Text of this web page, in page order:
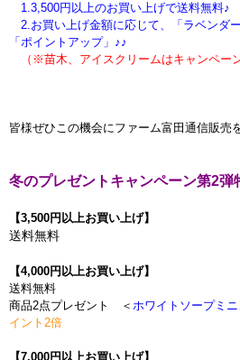
1.3,500円以上のお買い上げで送料無料♪
2.お買い上げ金額に応じて、「ラベンダ
「ポイントアップ」♪♪
（※苗木、アイスクリームはキャンペー
皆様ぜひこの機会にファーム富田通信販売
冬のプレゼントキャンペーン第2
【3,500円以上お買い上げ】
送料無料
【4,000円以上お買い上げ】
送料無料
商品2点プレゼント ＜ ホワイトソープミニ
イント2倍
【7,000円以上お買い上げ】